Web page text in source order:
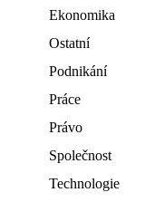
Ekonomika
Ostatní
Podnikání
Práce
Právo
Společnost
Technologie